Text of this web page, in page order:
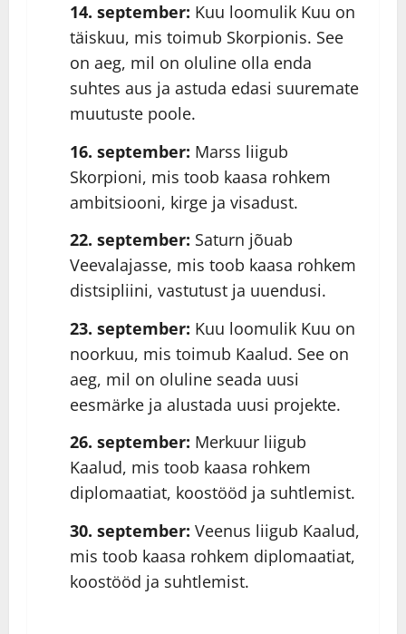
14. september: Kuu loomulik Kuu on
täiskuu, mis toimub Skorpionis. See
on aeg, mil on oluline olla enda
suhtes aus ja astuda edasi suuremate
muutuste poole.
16. september: Marss liigub
Skorpioni, mis toob kaasa rohkem
ambitsiooni, kirge ja visadust.
22. september: Saturn jõuab
Veevalajasse, mis toob kaasa rohkem
distsipliini, vastutust ja uuendusi.
23. september: Kuu loomulik Kuu on
noorkuu, mis toimub Kaalud. See on
aeg, mil on oluline seada uusi
eesmärke ja alustada uusi projekte.
26. september: Merkuur liigub
Kaalud, mis toob kaasa rohkem
diplomaatiat, koostööd ja suhtlemist.
30. september: Veenus liigub Kaalud,
mis toob kaasa rohkem diplomaatiat,
koostööd ja suhtlemist.